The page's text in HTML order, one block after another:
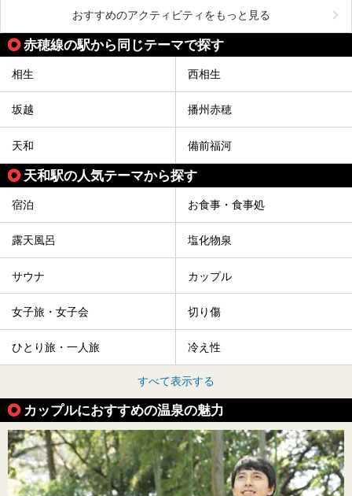
おすすめのアクティビティをもっと見る
赤穂線の駅から同じテーマで探す
相生 西相生
坂越 播州赤穂
天和 備前福河
天和駅の人気テーマから探す
宿泊 お食事・食事処
露天風呂 塩化物泉
サウナ カップル
女子旅・女子会 切り傷
ひとり旅・一人旅 冷え性
すべて表示する
カップルにおすすめの温泉の魅力